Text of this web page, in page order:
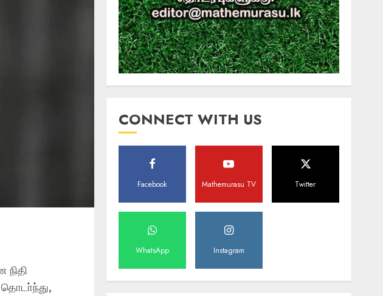
CONNECT WITH US
Facebook Mathemurasu TV Twitter
WhatsApp Instagram